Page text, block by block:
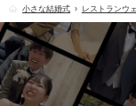
小さな結婚式 レストランウ